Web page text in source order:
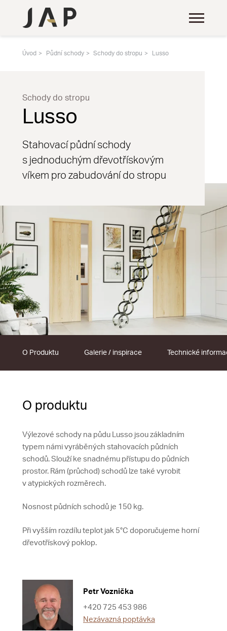
Úvod Půdní schody Schody do stropu Lusso
Schody do stropu
Lusso
Stahovací půdní schody
s jednoduchým dřevotřískovým
víkem pro zabudování do stropu
O Produktu Galerie / inspirace Technické
O produktu
Výlezové schody na půdu Lusso jsou základním
typem námi vyráběných stahovacích půdních
schodů. Slouží ke snadnému přístupu do půdních
prostor. Rám (průchod) schodů lze také vyrobit
v atypických rozměrech.
Nosnost půdních schodů je 150 kg.
Při vyšším rozdílu teplot jak 5°C doporučujeme horní
dřevotřískový poklop.
Petr Voznička
+420 725 453 986
Nezávazná poptávka